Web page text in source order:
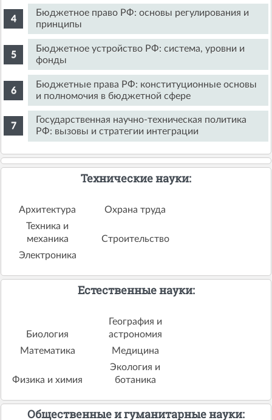
Бюджетное право РФ: основы регулирования и
принципы
Бюджетное устройство РФ: система, уровни и
фонды
Бюджетные права РФ: конституционные основы
и полномочия в бюджетной сфере
Государственная научно-техническая политика
РФ: вызовы и стратегии интеграции
Технические науки:
Архитектура
Охрана труда
Техника и
механика
Строительство
Электроника
Естественные науки:
Биология
География и
астрономия
Математика
Медицина
Физика и химия
Экология и
ботаника
Общественные и гуманитарные науки: